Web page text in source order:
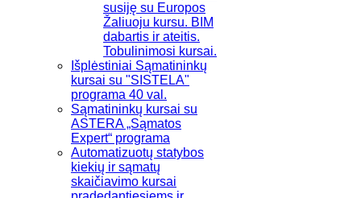
susiję su Europos
Žaliuoju kursu. BIM
dabartis ir ateitis.
Tobulinimosi kursai.
Išplėstiniai Sąmatininkų
kursai su "SISTELA"
programa 40 val.
Sąmatininkų kursai su
ASTERA „Sąmatos
Expert“ programa
Automatizuotų statybos
kiekių ir sąmatų
skaičiavimo kursai